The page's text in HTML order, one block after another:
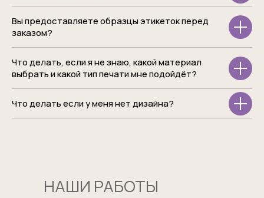
Вы предоставляете образцы этикеток перед
заказом?
Что делать, если я не знаю, какой материал
выбрать и какой тип печати мне подойдёт?
Что делать если у меня нет дизайна?
НАШИ РАБОТЫ